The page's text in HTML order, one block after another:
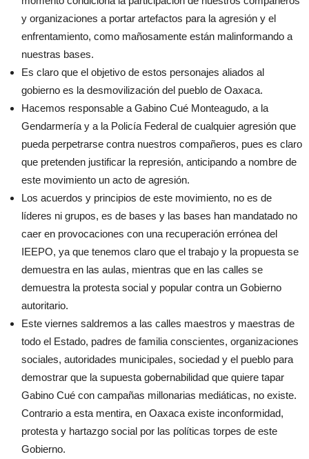
y organizaciones a portar artefactos para la agresión y el
enfrentamiento, como mañosamente están malinformando a
nuestras bases.
Es claro que el objetivo de estos personajes aliados al
gobierno es la desmovilización del pueblo de Oaxaca.
Hacemos responsable a Gabino Cué Monteagudo, a la
Gendarmería y a la Policía Federal de cualquier agresión que
pueda perpetrarse contra nuestros compañeros, pues es claro
que pretenden justificar la represión, anticipando a nombre de
este movimiento un acto de agresión.
Los acuerdos y principios de este movimiento, no es de
líderes ni grupos, es de bases y las bases han mandatado no
caer en provocaciones con una recuperación errónea del
IEEPO, ya que tenemos claro que el trabajo y la propuesta se
demuestra en las aulas, mientras que en las calles se
demuestra la protesta social y popular contra un Gobierno
autoritario.
Este viernes saldremos a las calles maestros y maestras de
todo el Estado, padres de familia conscientes, organizaciones
sociales, autoridades municipales, sociedad y el pueblo para
demostrar que la supuesta gobernabilidad que quiere tapar
Gabino Cué con campañas millonarias mediáticas, no existe.
Contrario a esta mentira, en Oaxaca existe inconformidad,
protesta y hartazgo social por las políticas torpes de este
Gobierno.